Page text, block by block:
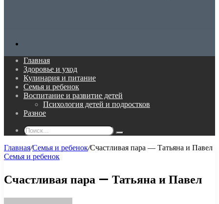
Главная
Здоровье и уход
Кулинария и питание
Семья и ребенок
Воспитание и развитие детей
Психология детей и подростков
Разное
Поиск...
Главная/Семья и ребенок/Счастливая пара — Татьяна и Павел
Семья и ребенок
Счастливая пара — Татьяна и Павел